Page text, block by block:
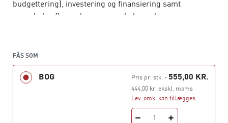
budgettering), investering og finansiering samt
regnskabsaflæggelse og regnskabsanalyse.
Bogen indledes med en beskrivelse af virksomhedens
afsætnings- og omkostningsforhold samt værdikæder.
kapacitetsstyring, virksomhedens budgetter, investering
FÅS SOM
BOG Pris pr. stk.- 555,00 KR.
444,00 kr. ekskl. moms
Lev. omk. kan tillægges
1